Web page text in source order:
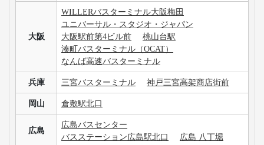
大阪
WILLERバスターミナル大阪梅田
ユニバーサル・スタジオ・ジャパン
大阪駅前第4ビル前
桃山台駅
湊町バスターミナル（OCAT）
なんば高速バスターミナル
兵庫 三宮バスターミナル 神戸三宮高架商店街前
岡山 倉敷駅北口
広島
広島バスセンター
バスステーション広島駅北口
広島 八丁堀